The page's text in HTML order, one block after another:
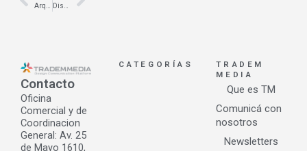
Arquitectura Comercial en Resuelto – Distrito Arcos – B25ARQ Diseño de local comercial – Gola – Unicenter Shopping
Contacto
Oficina
Comercial y de
Coordinacion
General: Av. 25
de Mayo 1610,
CATEGORÍAS
TRADEM
MEDIA
Que es TM
Comunicá con
nosotros
Newsletters